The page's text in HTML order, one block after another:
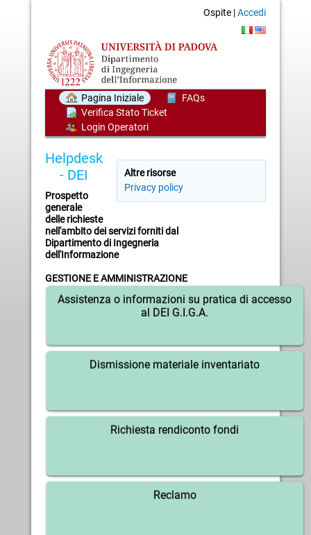
Ospite |Accedi
Pagina Iniziale
FAQs
Verifica Stato Ticket
Login Operatori
Altre risorse
Privacy policy
Helpdesk
- DEI
Prospetto
generale
delle richieste
nell'ambito dei servizi forniti dal
Dipartimento di Ingegneria
dell'Informazione
GESTIONE E AMMINISTRAZIONE
Assistenza o informazioni su pratica di accesso
al DEI G.I.G.A.
Dismissione materiale inventariato
Richiesta rendiconto fondi
Reclamo